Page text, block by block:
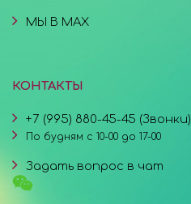
МЫ В MAX
КОНТАКТЫ
+7 (995) 880-45-45 (Звонки)
По будням с 10-00 до 17-00
Задать вопрос в чат